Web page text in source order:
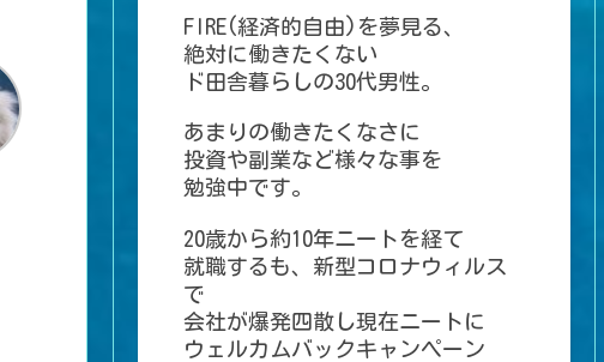
FIRE(経済的自由)を夢見る、
絶対に働きたくない
ド田舎暮らしの30代男性。
あまりの働きたくなさに
投資や副業など様々な事を
勉強中です。
20歳から約10年ニートを経て
就職するも、新型コロナウィルス
で
会社が爆発四散し現在ニートに
ウェルカムバックキャンペーン